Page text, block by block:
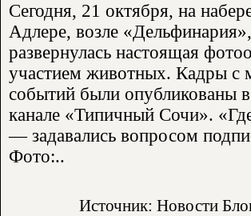
Сегодня, 21 октября, на
Адлере, возле «Дельфинария»,
развернулась настоящая
участием животных. Кадры с
событий были опубликованы в
канале «Типичный Сочи».
— задавались вопросом
Фото:..
Источник: Новости